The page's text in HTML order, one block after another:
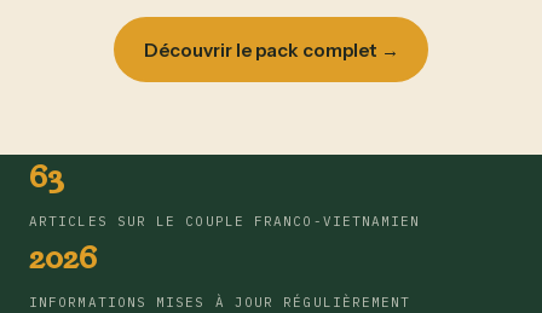
Découvrir le pack complet →
63
ARTICLES SUR LE COUPLE FRANCO-VIETNAMIEN
2026
INFORMATIONS MISES À JOUR RÉGULIÈREMENT